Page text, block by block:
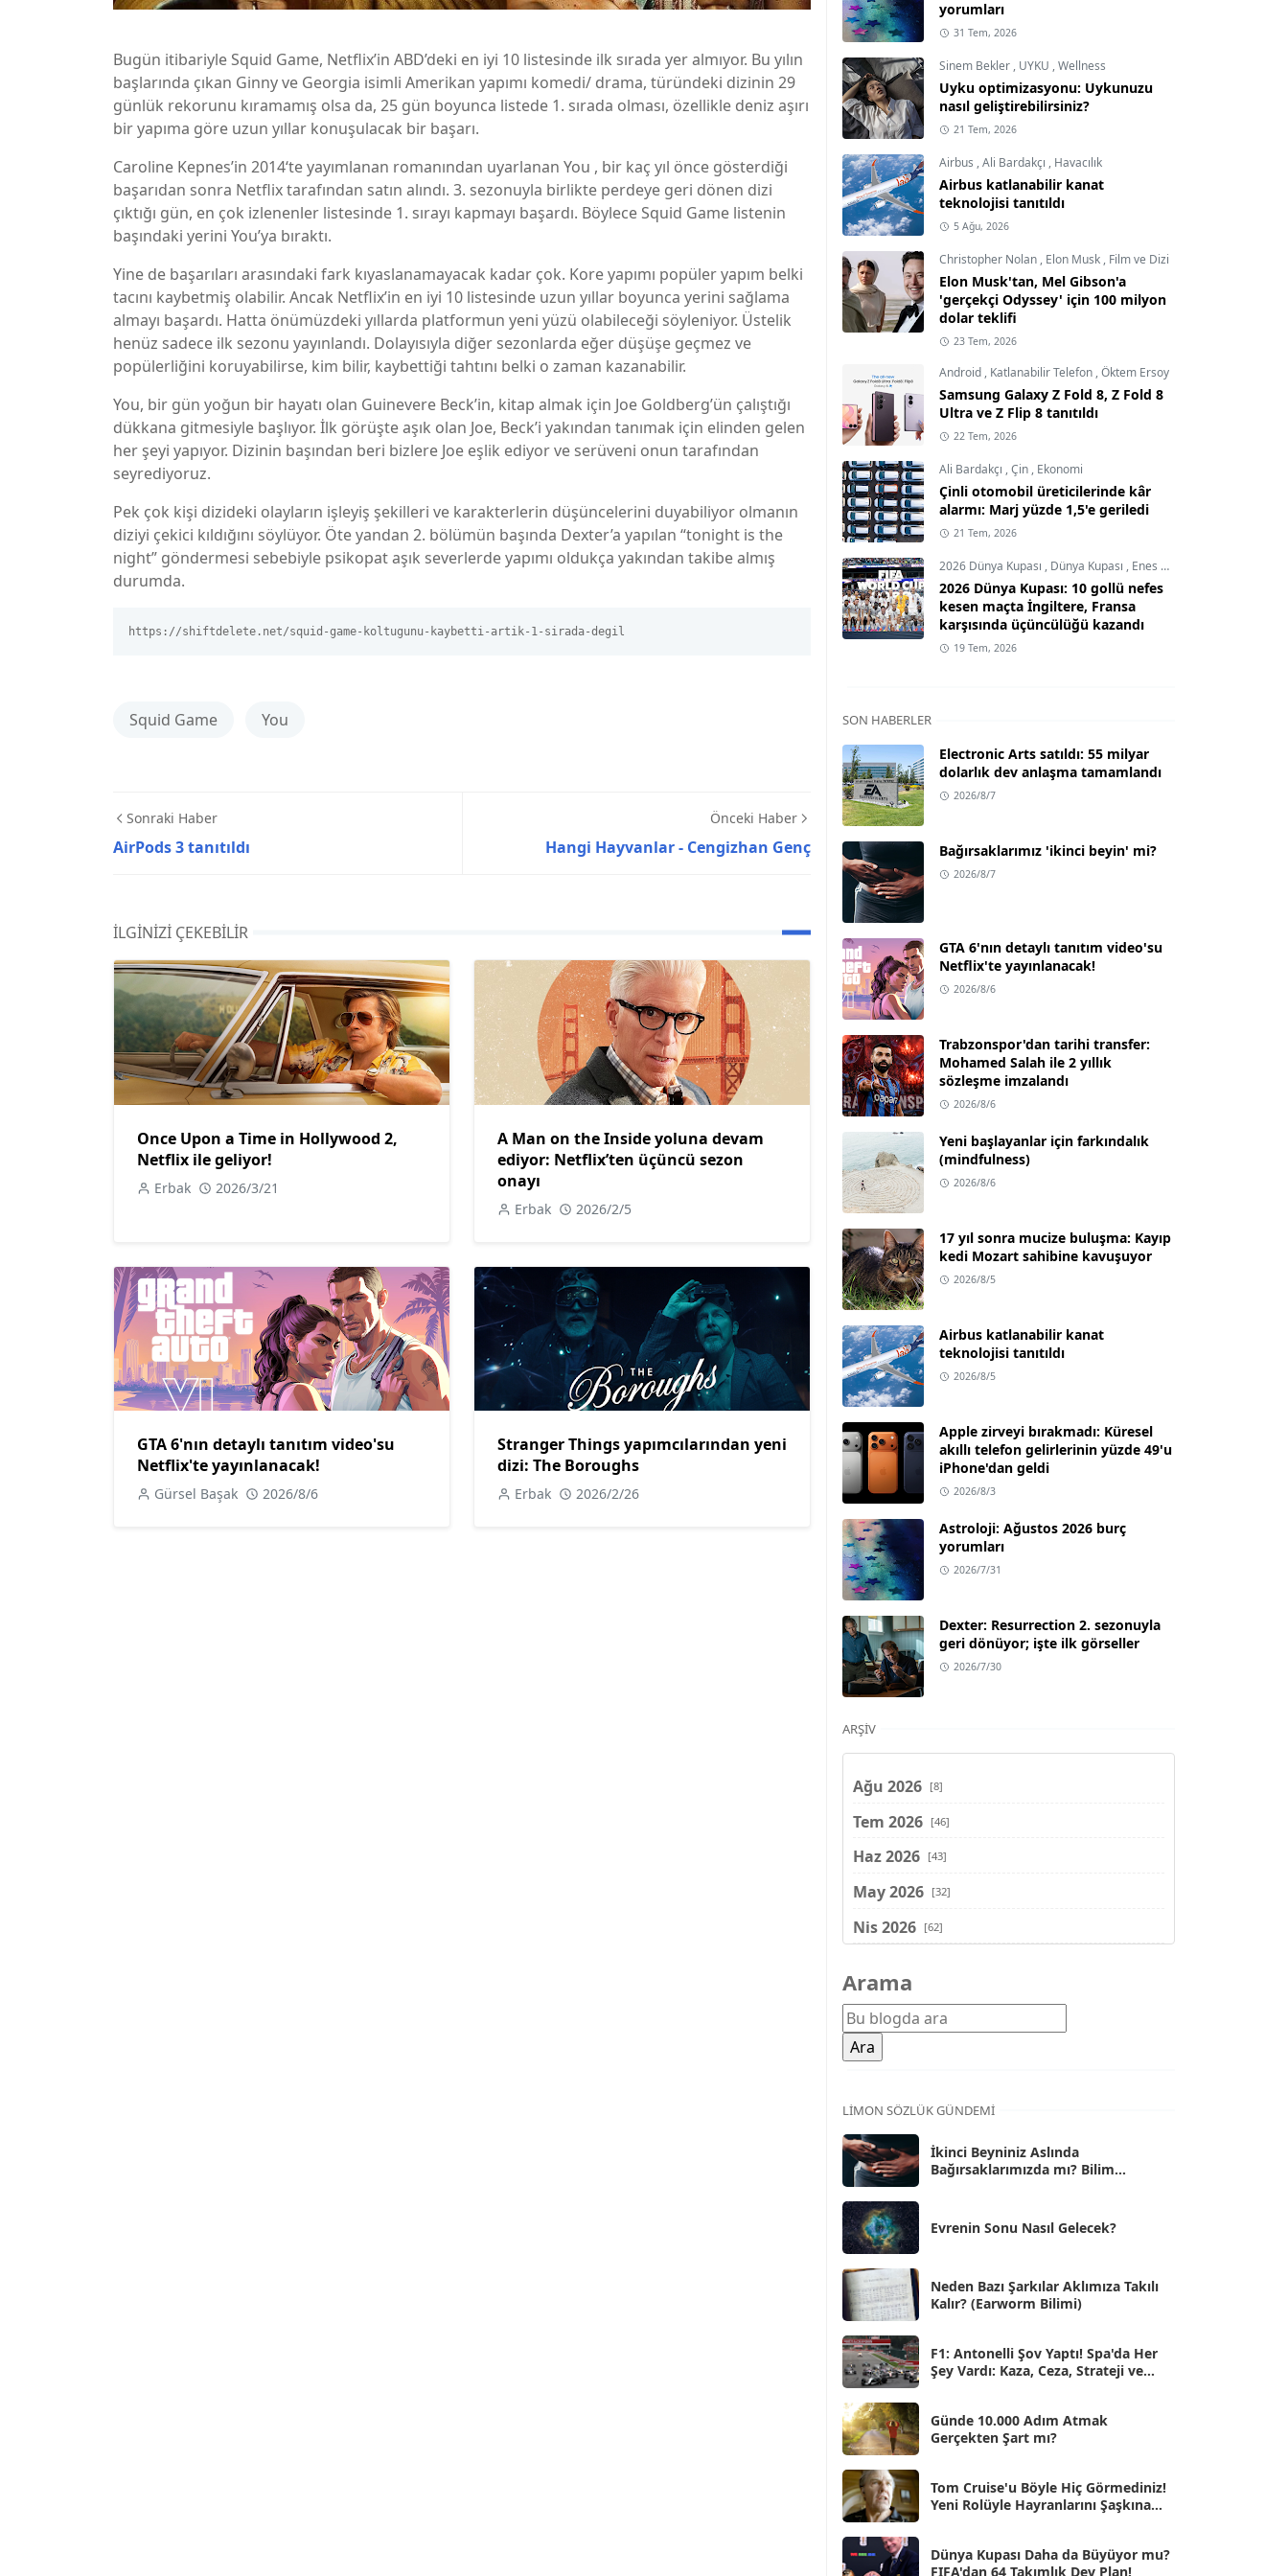
Bugün itibariyle Squid Game, Netflix’in ABD’deki en iyi 10 listesinde ilk sırada yer almıyor. Bu yılın
başlarında çıkan Ginny ve Georgia isimli Amerikan yapımı komedi/ drama, türündeki dizinin 29
günlük rekorunu kıramamış olsa da, 25 gün boyunca listede 1. sırada olması, özellikle deniz aşırı
bir yapıma göre uzun yıllar konuşulacak bir başarı.
Caroline Kepnes’in 2014‘te yayımlanan romanından uyarlanan You , bir kaç yıl önce gösterdiği
başarıdan sonra Netflix tarafından satın alındı. 3. sezonuyla birlikte perdeye geri dönen dizi
çıktığı gün, en çok izlenenler listesinde 1. sırayı kapmayı başardı. Böylece Squid Game listenin
başındaki yerini You’ya bıraktı.
Yine de başarıları arasındaki fark kıyaslanamayacak kadar çok. Kore yapımı popüler yapım belki
tacını kaybetmiş olabilir. Ancak Netflix’in en iyi 10 listesinde uzun yıllar boyunca yerini sağlama
almayı başardı. Hatta önümüzdeki yıllarda platformun yeni yüzü olabileceği söyleniyor. Üstelik
henüz sadece ilk sezonu yayınlandı. Dolayısıyla diğer sezonlarda eğer düşüşe geçmez ve
popülerliğini koruyabilirse, kim bilir, kaybettiği tahtını belki o zaman kazanabilir.
You, bir gün yoğun bir hayatı olan Guinevere Beck’in, kitap almak için Joe Goldberg’ün çalıştığı
dükkana gitmesiyle başlıyor. İlk görüşte aşık olan Joe, Beck’i yakından tanımak için elinden gelen
her şeyi yapıyor. Dizinin başından beri bizlere Joe eşlik ediyor ve serüveni onun tarafından
seyrediyoruz.
Pek çok kişi dizideki olayların işleyiş şekilleri ve karakterlerin düşüncelerini duyabiliyor olmanın
diziyi çekici kıldığını söylüyor. Öte yandan 2. bölümün başında Dexter’a yapılan “tonight is the
night” göndermesi sebebiyle psikopat aşık severlerde yapımı oldukça yakından takibe almış
durumda.
https://shiftdelete.net/squid-game-koltugunu-kaybetti-artik-1-sirada-degil
Squid Game You
Sonraki Haber
AirPods 3 tanıtıldı
Önceki Haber
Hangi Hayvanlar - Cengizhan Genç
İLGINIZI ÇEKEBILIR
Once Upon a Time in Hollywood 2,
Netflix ile geliyor!
Erbak 2026/3/21
A Man on the Inside yoluna devam
ediyor: Netflix’ten üçüncü sezon
onayı
Erbak 2026/2/5
GTA 6'nın detaylı tanıtım video'su
Netflix'te yayınlanacak!
Gürsel Başak 2026/8/6
Stranger Things yapımcılarından yeni
dizi: The Boroughs
Erbak 2026/2/26
yorumları
31 Tem, 2026
Sinem Bekler , UYKU ,Wellness
Uyku optimizasyonu: Uykunuzu
nasıl geliştirebilirsiniz?
21 Tem, 2026
Airbus ,Ali Bardakçı , Havacılık
Airbus katlanabilir kanat
teknolojisi tanıtıldı
5 Ağu, 2026
Christopher Nolan , Elon Musk , Film ve Dizi
Elon Musk'tan, Mel Gibson'a
'gerçekçi Odyssey' için 100 milyon
dolar teklifi
23 Tem, 2026
Android , Katlanabilir Telefon ,Öktem Ersoy
Samsung Galaxy Z Fold 8, Z Fold 8
Ultra ve Z Flip 8 tanıtıldı
22 Tem, 2026
Ali Bardakçı ,Çin , Ekonomi
Çinli otomobil üreticilerinde kâr
alarmı: Marj yüzde 1,5'e geriledi
21 Tem, 2026
2026 Dünya Kupası , Dünya Kupası , Enes Demircioğlu
2026 Dünya Kupası: 10 gollü nefes
kesen maçta İngiltere, Fransa
karşısında üçüncülüğü kazandı
19 Tem, 2026
SON HABERLER
Electronic Arts satıldı: 55 milyar
dolarlık dev anlaşma tamamlandı
2026/8/7
Bağırsaklarımız 'ikinci beyin' mi?
2026/8/7
GTA 6'nın detaylı tanıtım video'su
Netflix'te yayınlanacak!
2026/8/6
Trabzonspor'dan tarihi transfer:
Mohamed Salah ile 2 yıllık
sözleşme imzalandı
2026/8/6
Yeni başlayanlar için farkındalık
(mindfulness)
2026/8/6
17 yıl sonra mucize buluşma: Kayıp
kedi Mozart sahibine kavuşuyor
2026/8/5
Airbus katlanabilir kanat
teknolojisi tanıtıldı
2026/8/5
Apple zirveyi bırakmadı: Küresel
akıllı telefon gelirlerinin yüzde 49'u
iPhone'dan geldi
2026/8/3
Astroloji: Ağustos 2026 burç
yorumları
2026/7/31
Dexter: Resurrection 2. sezonuyla
geri dönüyor; işte ilk görseller
2026/7/30
ARŞIV
Ağu 2026 [8]
Tem 2026 [46]
Haz 2026 [43]
May 2026 [32]
Nis 2026 [62]
Şub 2026
Oca 2026 [72]
Ara 2025
Kas 2025
Eki 2025
Eyl 2025 [56]
Ağu 2025
Tem 2025
Haz 2025
May 2025 [54]
Nis 2025 [56]
Mar 2025 [50]
Şub 2025 [57]
Oca 2025
Ara 2024 [25]
Kas 2024
Eki 2024 [46]
Arama
LIMON SÖZLÜK GÜNDEMI
İkinci Beyniniz Aslında
Bağırsaklarımızda mı? Bilim
Evrenin Sonu Nasıl Gelecek?
Neden Bazı Şarkılar Aklımıza Takılı
Kalır? (Earworm Bilimi)
F1: Antonelli Şov Yaptı! Spa'da Her
Şey Vardı: Kaza, Ceza, Strateji ve
Günde 10.000 Adım Atmak
Gerçekten Şart mı?
Tom Cruise'u Böyle Hiç Görmediniz!
Yeni Rolüyle Hayranlarını Şaşkına
Dünya Kupası Daha da Büyüyor mu?
FIFA'dan 64 Takımlık Dev Plan!